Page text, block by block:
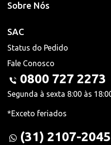
Sobre Nós
SAC
Status do Pedido
Fale Conosco
0800 727 2273
Segunda à sexta 8:00 às
*Exceto feriados
(31) 2107-2045